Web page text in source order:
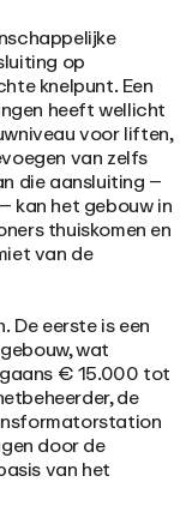
op
knelpunt. Een
heeft wellicht
voor liften,
van zelfs
die aansluiting –
kan het gebouw in
thuiskomen en
van de
De eerste is een
wat
€ 15.000 tot
de
door de
van het